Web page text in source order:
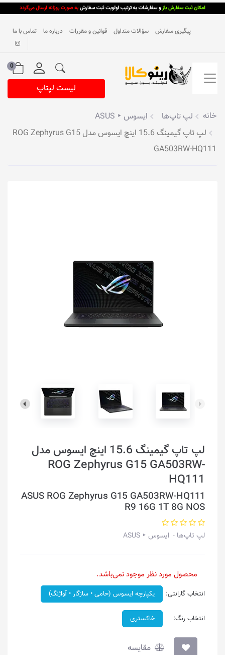
پیگیری سفارش سؤالات متداول قوانین و مقررات درباره ما تماس با ما
0
لیست لپتاپ
خانه لپ تاپ‌ها
ایسوس ‣ ASUS
لپ تاپ گیمینگ 15.6 اینچ ایسوس مدل ROG Zephyrus G15
GA503RW-HQ111
لپ تاپ گیمینگ 15.6 اینچ ایسوس مدل
ROG Zephyrus G15 GA503RW-
HQ111
ASUS ROG Zephyrus G15 GA503RW-HQ111
R9 16G 1T 8G NOS
لپ تاپ‌ها ایسوس ‣ ASUS
محصول مورد نظر موجود نمی‌باشد.
انتخاب گارانتی: یکپارچه ایسوس (حامی • سازگار • آواژنگ)
انتخاب رنگ: خاکستری
مقایسه